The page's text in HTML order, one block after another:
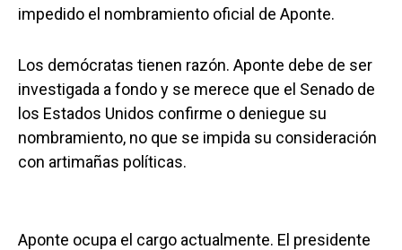
impedido el nombramiento oficial de Aponte.
Los demócratas tienen razón. Aponte debe de ser
investigada a fondo y se merece que el Senado de
los Estados Unidos confirme o deniegue su
nombramiento, no que se impida su consideración
con artimañas políticas.
Aponte ocupa el cargo actualmente. El presidente